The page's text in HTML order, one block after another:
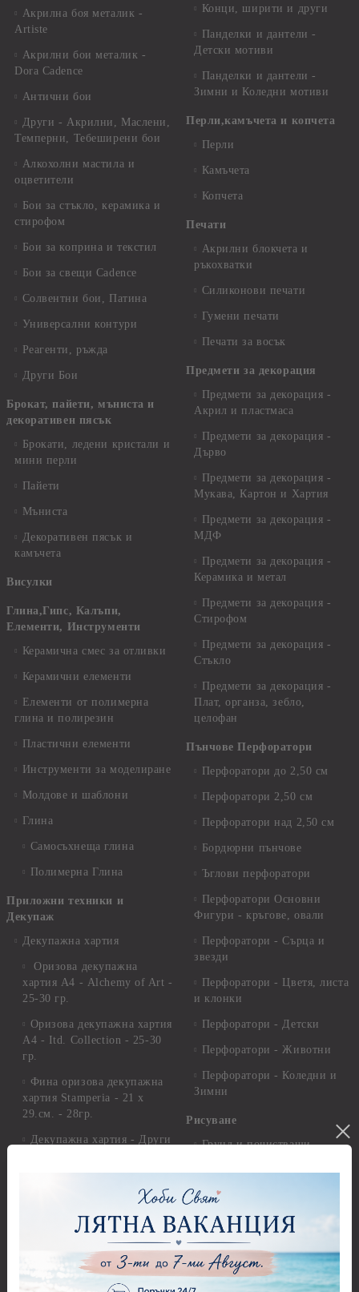
Акрилна боя металик -
Artiste
Акрилни бои металик -
Dora Cadence
Антични бои
Други - Акрилни, Маслени,
Темперни, Тебеширени бои
Алкохолни мастила и
оцветители
Бои за стъкло, керамика и
стирофом
Бои за коприна и текстил
Бои за свещи Cadence
Солвентни бои, Патина
Универсални контури
Реагенти, ръжда
Други Бои
Брокат, пайети, мъниста и
декоративен пясък
Брокати, ледени кристали и
мини перли
Пайети
Мъниста
Декоративен пясък и
камъчета
Висулки
Глина,Гипс, Калъпи,
Елементи, Инструменти
Керамична смес за отливки
Керамични елементи
Елементи от полимерна
глина и полирезин
Пластични елементи
Инструменти за моделиране
Молдове и шаблони
Глина
Самосъхнеща глина
Полимерна Глина
Приложни техники и
Декупаж
Декупажна хартия
Оризова декупажна
хартия А4 - Alchemy of Art -
25-30 гр.
Оризова декупажна хартия
А4 - Itd. Collection - 25-30
гр.
Фина оризова декупажна
хартия Stamperia - 21 х
29.см. - 28гр.
Декупажна хартия - Други
Грунд, Основи, Релефни
Варак, Шлак метал, Фолио,
Пантна
Конци, ширити и други
Панделки и дантели -
Детски мотиви
Панделки и дантели -
Зимни и Коледни мотиви
Перли,камъчета и копчета
Перли
Камъчета
Копчета
Печати
Акрилни блокчета и
ръкохватки
Силиконови печати
Гумени печати
Печати за восък
Предмети за декорация
Предмети за декорация -
Акрил и пластмаса
Предмети за декорация -
Дърво
Предмети за декорация -
Мукава, Картон и Хартия
Предмети за декорация -
МДФ
Предмети за декорация -
Керамика и метал
Предмети за декорация -
Стирофом
Предмети за декорация -
Стъкло
Предмети за декорация -
Плат, органза, зебло,
целофан
Пънчове Перфоратори
Перфоратори до 2,50 см
Перфоратори 2,50 см
Перфоратори над 2,50 см
Бордюрни пънчове
Ъглови перфоратори
Перфоратори Основни
Фигури - кръгове, овали
Перфоратори - Сърца и
звезди
Перфоратори - Цветя, листа
и клонки
Перфоратори - Детски
Перфоратори - Животни
Перфоратори - Коледни и
Зимни
Рисуване
Грунд и почистващи
Четки и инструменти
Моливи, акварелни
комплекти